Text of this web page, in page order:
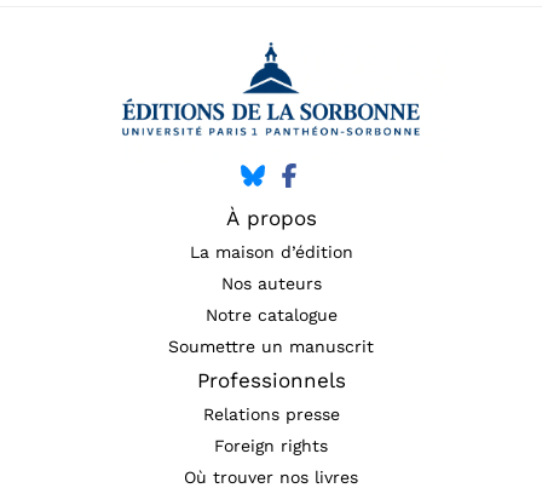
À propos
La maison d’édition
Nos auteurs
Notre catalogue
Soumettre un manuscrit
Professionnels
Relations presse
Foreign rights
Où trouver nos livres